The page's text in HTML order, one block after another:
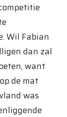
Wil Fabian
dan zal
want
de mat
was